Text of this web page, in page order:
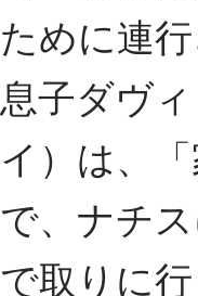
ために連
息子ダヴ
イ）は、
で、ナチ
で取りに